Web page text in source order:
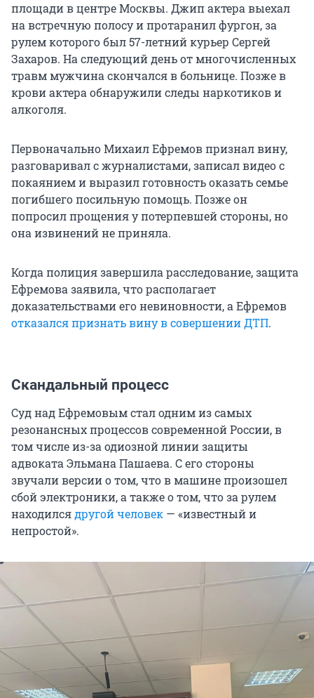
площади в центре Москвы. Джип актера выехал
на встречную полосу и протаранил фургон, за
рулем которого был 57-летний курьер Сергей
Захаров. На следующий день от многочисленных
травм мужчина скончался в больнице. Позже в
крови актера обнаружили следы наркотиков и
алкоголя.
Первоначально Михаил Ефремов признал вину,
разговаривал с журналистами, записал видео с
покаянием и выразил готовность оказать семье
погибшего посильную помощь. Позже он
попросил прощения у потерпевшей стороны, но
она извинений не приняла.
Когда полиция завершила расследование, защита
Ефремова заявила, что располагает
доказательствами его невиновности, а Ефремов
отказался признать вину в совершении ДТП.
Скандальный процесс
Суд над Ефремовым стал одним из самых
резонансных процессов современной России, в
том числе из-за одиозной линии защиты
адвоката Эльмана Пашаева. С его стороны
звучали версии о том, что в машине произошел
сбой электроники, а также о том, что за рулем
находилсядругой человек — «известный и
непростой».